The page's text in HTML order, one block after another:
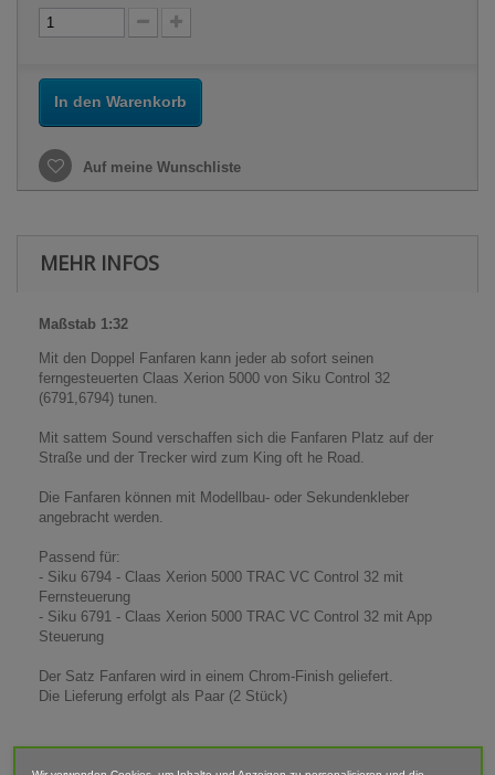
In den Warenkorb
Auf meine Wunschliste
MEHR INFOS
Maßstab 1:32
Mit den Doppel Fanfaren kann jeder ab sofort seinen
ferngesteuerten Claas Xerion 5000 von Siku Control 32
(6791,6794) tunen.
Mit sattem Sound verschaffen sich die Fanfaren Platz auf der
Straße und der Trecker wird zum King oft he Road.
Die Fanfaren können mit Modellbau- oder Sekundenkleber
angebracht werden.
Passend für:
- Siku 6794 - Claas Xerion 5000 TRAC VC Control 32 mit
Fernsteuerung
- Siku 6791 - Claas Xerion 5000 TRAC VC Control 32 mit App
Steuerung
Der Satz Fanfaren wird in einem Chrom-Finish geliefert.
Die Lieferung erfolgt als Paar (2 Stück)